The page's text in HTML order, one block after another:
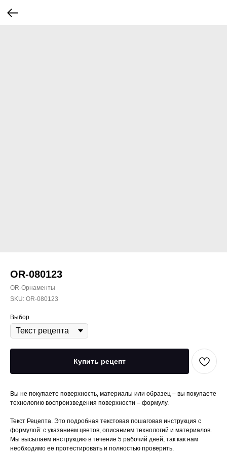
OR-080123
OR-Орнаменты
SKU: OR-080123
Выбор
Купить рецепт
Вы не покупаете поверхность, материалы или образец – вы покупаете
технологию воспроизведения поверхности – формулу.
Текст Рецепта. Это подробная текстовая пошаговая инструкция с
формулой: с указанием цветов, описанием технологий и материалов.
Мы высылаем инструкцию в течение 5 рабочий дней, так как нам
необходимо ее протестировать и полностью проверить.